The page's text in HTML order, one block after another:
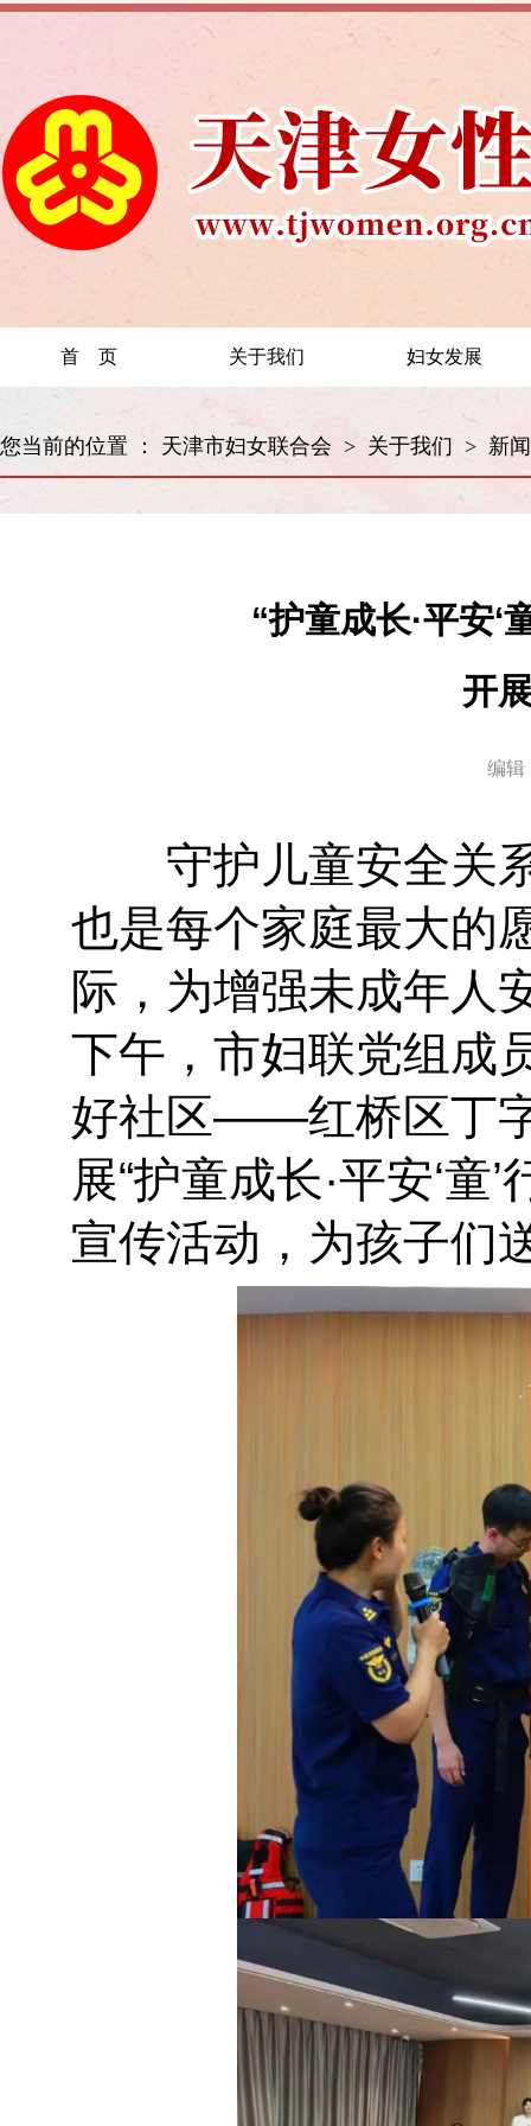
首 页 关于我们 妇女发展
您当前的位置 ： 天津市妇女联合会 > 关于我们 > 新
“护童成长·平安
开
编
守护儿童安全关系
也是每个家庭最大的
际，为增强未成年人
下午，市妇联党组成
好社区——红桥区丁
展“护童成长·平安‘
宣传活动，为孩子们